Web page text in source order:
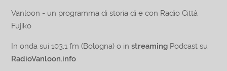
Vanloon - un programma di storia di e con Radio Città
Fujiko
In onda sui 103.1 fm (Bologna) o instreaming Podcast su
RadioVanloon.info